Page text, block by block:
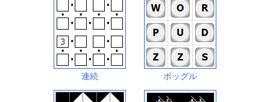
連続 ボッグル